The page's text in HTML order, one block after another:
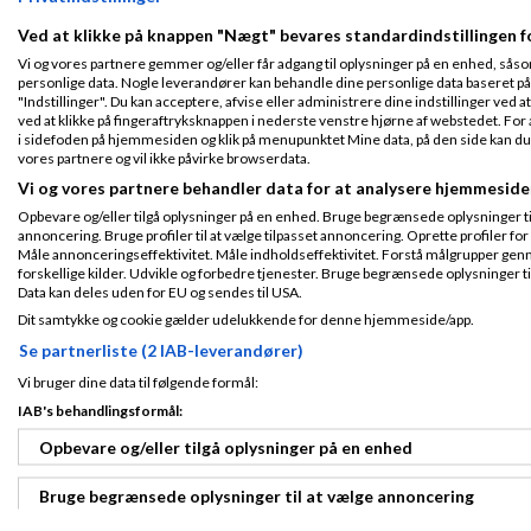
Ved at klikke på knappen "Nægt" bevares standardindstillingen
Vi og vores partnere gemmer og/eller får adgang til oplysninger på en enhed,
personlige data. Nogle leverandører kan behandle dine personlige data baseret
"Indstillinger". Du kan acceptere, afvise eller administrere dine indstillinger ved
ved at klikke på fingeraftryksknappen i nederste venstre hjørne af webstedet.
i sidefoden på hjemmesiden og klik på menupunktet Mine data, på den side kan
vores partnere og vil ikke påvirke browserdata.
Vi og vores partnere behandler data for at analysere
Opbevare og/eller tilgå oplysninger på en enhed. Bruge begrænsede
annoncering. Bruge profiler til at vælge tilpasset annoncering. Oprette profiler
Måle annonceringseffektivitet. Måle indholdseffektivitet. Forstå målgrupper
forskellige kilder. Udvikle og forbedre tjenester. Bruge begrænsede oplysninger
Data kan deles uden for EU og sendes til USA.
Dit samtykke og cookie gælder udelukkende for denne hjemmeside/app.
Se partnerliste (2 IAB-leverandører)
Vi bruger dine data til følgende formål:
IAB's behandlingsformål:
Opbevare og/eller tilgå oplysninger på en enhed
Bruge begrænsede oplysninger til at vælge annoncering